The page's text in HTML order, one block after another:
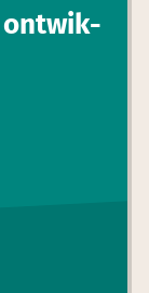
ont­wik­